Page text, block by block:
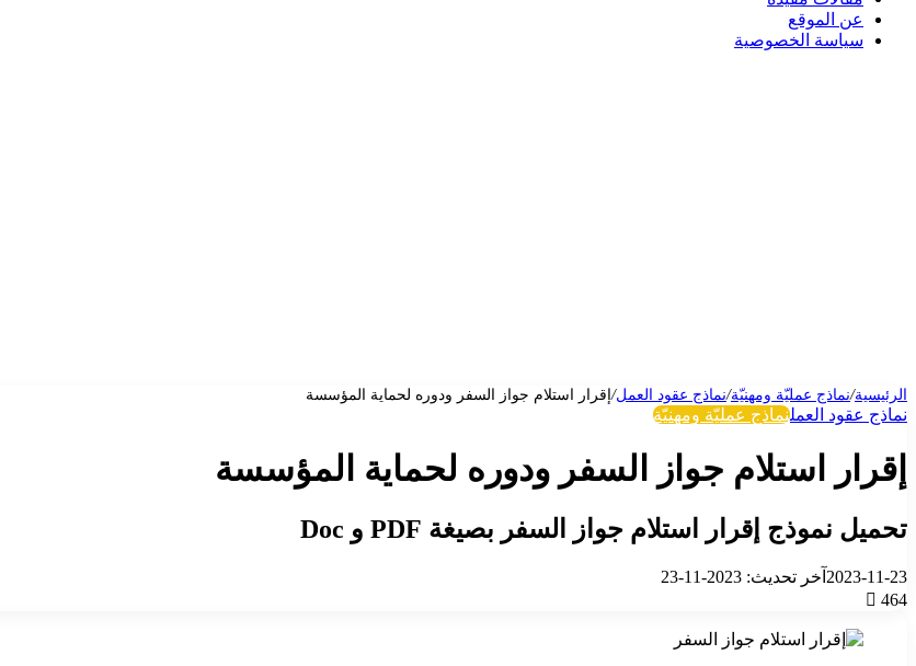
عن الموقع
سياسة الخصوصية
الرئيسية/نماذج عمليّة ومهنيّة/نماذج عقود العمل/إقرار استلام جواز السفر ودوره لحماية المؤسسة
نماذج عقود العملنماذج عمليّة ومهنيّة
إقرار استلام جواز السفر ودوره لحماية المؤسسة
تحميل نموذج إقرار استلام جواز السفر بصيغة PDF و Doc
2023-11-23 آخر تحديث: 2023-11-23
464